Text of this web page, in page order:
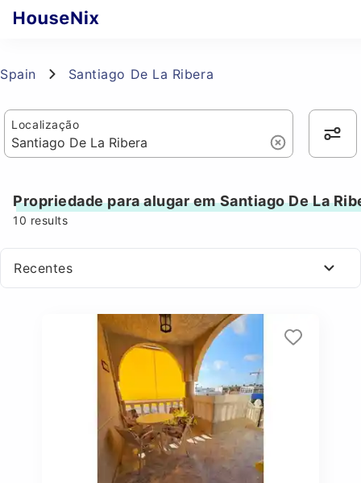
Spain Santiago De La Ribera
Localização
Propriedade para alugar em Santiago De La
10 results
Recentes